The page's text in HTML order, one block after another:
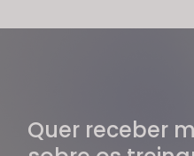
Quer receber